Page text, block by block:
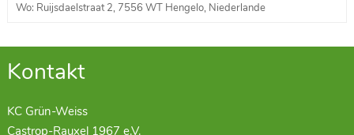
Wo: Ruijsdaelstraat 2, 7556 WT Hengelo, Niederlande
Kontakt
KC Grün-Weiss
Castrop-Rauxel 1967 e.V.